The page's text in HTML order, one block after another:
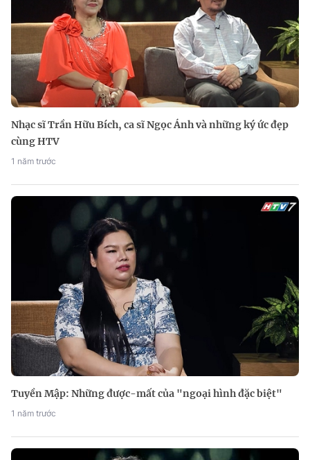
Nhạc sĩ Trần Hữu Bích, ca sĩ Ngọc Ánh và những ký ức đẹp
cùng HTV
1 năm trước
Tuyền Mập: Những được-mất của "ngoại hình đặc biệt"
1 năm trước